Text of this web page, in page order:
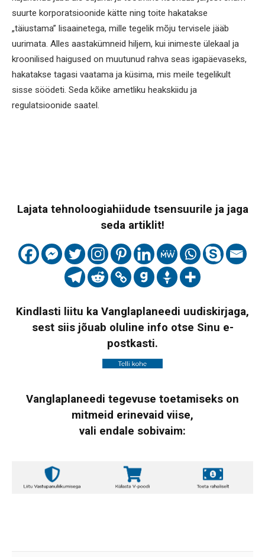
suurte korporatsioonide kätte ning toite hakatakse
„täiustama” lisaainetega, mille tegelik mõju tervisele jääb
uurimata. Alles aastakümneid hiljem, kui inimeste ülekaal ja
kroonilised haigused on muutunud rahva seas igapäevaseks,
hakatakse tagasi vaatama ja küsima, mis meile tegelikult
sisse söödeti. Seda kõike ametliku heakskiidu ja
regulatsioonide saatel.
Lajata tehnoloogiahiidude tsensuurile ja jaga
seda artiklit!
Kindlasti liitu ka Vanglaplaneedi uudiskirjaga,
sest siis jõuab oluline info otse Sinu e-
postkasti.
Vanglaplaneedi tegevuse toetamiseks on
mitmeid erinevaid viise,
vali endale sobivaim: